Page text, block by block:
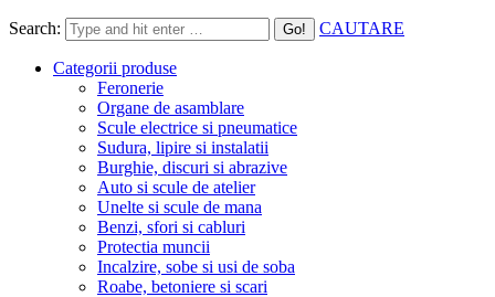
Search: CAUTARE
Categorii produse
Feronerie
Organe de asamblare
Scule electrice si pneumatice
Sudura, lipire si instalatii
Burghie, discuri si abrazive
Auto si scule de atelier
Unelte si scule de mana
Benzi, sfori si cabluri
Protectia muncii
Incalzire, sobe si usi de soba
Roabe, betoniere si scari